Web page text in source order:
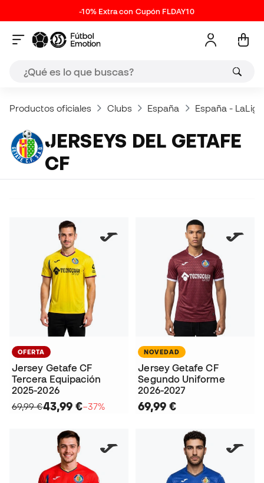
-10% Extra con Cupón FLDAY10
Productos oficiales Clubs España España -
JERSEYS DEL GETAFE
CF
OFERTA
Jersey Getafe CF
Tercera Equipación
2025-2026
69,99 €43,99 €−37%
NOVEDAD
Jersey Getafe CF
Segundo Uniforme
2026-2027
69,99 €